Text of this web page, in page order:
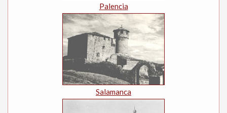
Palencia
Salamanca